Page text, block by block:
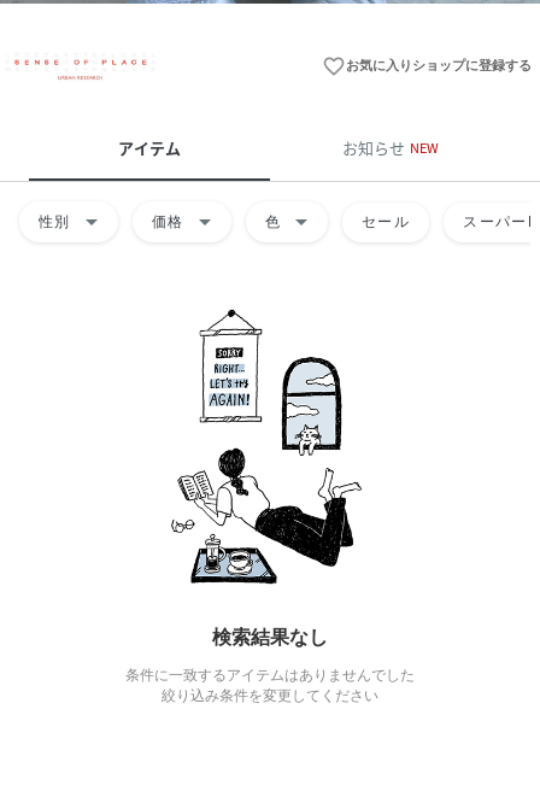
favorite_borderお気に入りショップに登録する
アイテム お知らせ NEW
性別 arrow_drop_down 価格 arrow_drop_down 色 arrow_drop_down セール スーパー
検索結果なし
条件に一致するアイテムはありませんでした
絞り込み条件を変更してください